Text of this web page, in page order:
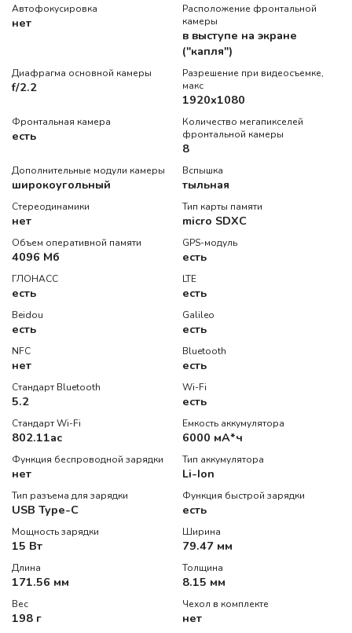
Автофокусировка
нет
Расположение фронтальной
камеры
в выступе на экране
("капля")
Диафрагма основной камеры
f/2.2
Разрешение при видеосъемке,
макс
1920x1080
Фронтальная камера
есть
Количество мегапикселей
фронтальной камеры
8
Дополнительные модули камеры
широкоугольный
Вспышка
тыльная
Стереодинамики
нет
Тип карты памяти
micro SDXC
Объем оперативной памяти
4096 Мб
GPS-модуль
есть
ГЛОНАСС
есть
LTE
есть
Beidou
есть
Galileo
есть
NFC
нет
Bluetooth
есть
Стандарт Bluetooth
5.2
Wi-Fi
есть
Стандарт Wi-Fi
802.11ac
Емкость аккумулятора
6000 мА*ч
Функция беспроводной зарядки
нет
Тип аккумулятора
Li-Ion
Тип разъема для зарядки
USB Type-C
Функция быстрой зарядки
есть
Мощность зарядки
15 Вт
Ширина
79.47 мм
Длина
171.56 мм
Толщина
8.15 мм
Вес
198 г
Чехол в комплекте
нет